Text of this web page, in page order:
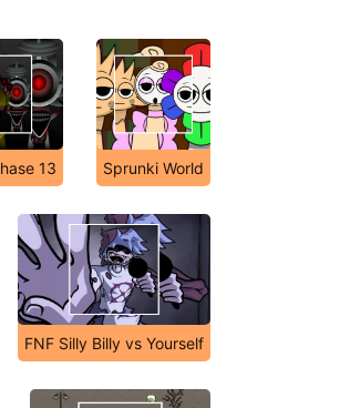
13 Sprunki World
FNF Silly Billy vs Yourself